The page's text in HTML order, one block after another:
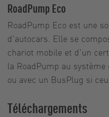
RoadPump Eco
RoadPump Eco est une
d'autocars. Elle se
chariot mobile et d'un
la RoadPump au
ou avec un BusPlug si
Téléchargements